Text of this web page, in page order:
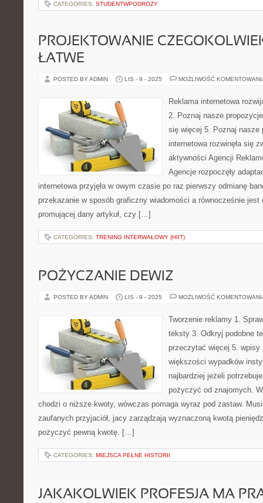
CATEGORIES: STUDENTWPODROZY
PROJEKTOWANIE
ŁATWE
POSTED BY ADMIN LIS - 9 - 2025 MOŻLIWOŚĆ
Reklama internetowa
2. Poznaj nasze
się więcej 5. Poznaj nasze
internetowa rozwinęła się
aktywności Agencji
Agencje rozpoczęły
internetowa przyjęła w owym czasie po raz pierwszy odmianę
przekazanie w sposób graficzny wiadomości a równocześnie jest
promującej dany artykuł, czy […]
CATEGORIES: TRENING INTERWAŁOWY (HIIT)
POŻYCZANIE DEWIZ
POSTED BY ADMIN LIS - 9 - 2025 MOŻLIWOŚĆ
Tworzenie reklamy 1.
teksty 3. Odkryj podobne
przeczytać więcej 5.
większości wypadków
najbardziej jeżeli
pożyczyć od znajomych.
chodzi o niższe kwoty, wówczas pomaga wyraz pod zastaw.
zaufanych przyjaciół, jacy zarządzają wyznaczoną kwotą
pożyczyć pewną kwotę. […]
CATEGORIES: MIEJSCA PEŁNE HISTORII
JAKAKOLWIEK PROFESJA MA